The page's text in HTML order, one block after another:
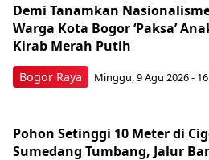
Bogor Raya
Demi Tanamkan
Warga Kota Bogor ‘Paksa’
Kirab Merah Putih
Minggu, 9 Agu 2026 -
Pohon Setinggi 10 Meter di
Sumedang Tumbang, Jalur